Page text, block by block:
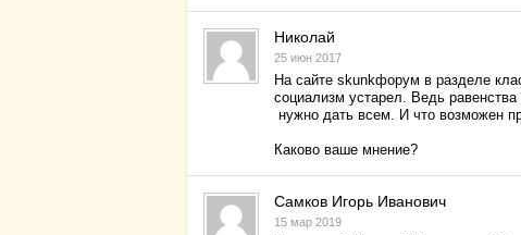
Николай
25 июн 2017
На сайте skunkфорум в разделе
социализм устарел. Ведь
нужно дать всем. И что возможен
Каково ваше мнение?
Самков Игорь Иванович
15 мар 2019